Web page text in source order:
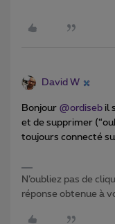
David W
Bonjour @ordiseb il
et de supprimer
toujours connecté
N’oubliez pas de
réponse obtenue à